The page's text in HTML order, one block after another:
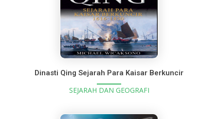
Dinasti Qing Sejarah Para Kaisar Berkuncir
SEJARAH DAN GEOGRAFI